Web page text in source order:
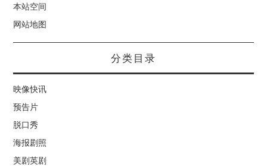
本站空间
网站地图
分类目录
映像快讯
预告片
脱口秀
海报剧照
美剧英剧